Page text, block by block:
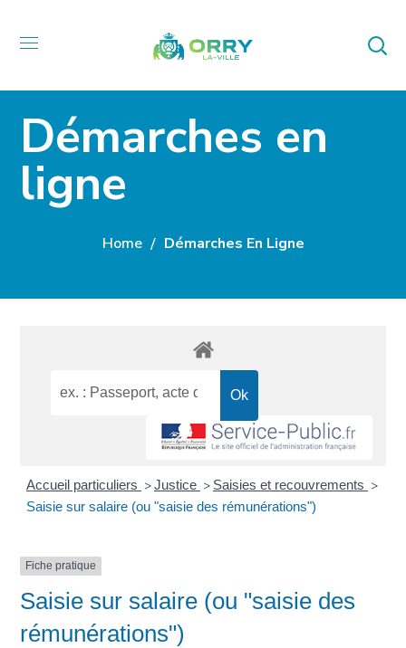
Démarches en
ligne
Home Démarches En Ligne
Accueil particuliers >Justice > Saisies et recouvrements >
Saisie sur salaire (ou "saisie des rémunérations")
Fiche pratique
Saisie sur salaire (ou "saisie des
rémunérations")